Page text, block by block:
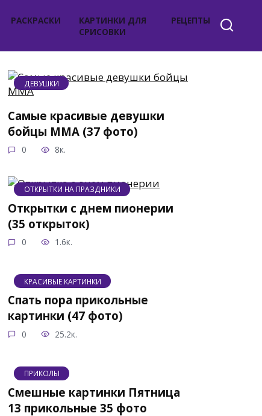
РАСКРАСКИ
КАРТИНКИ ДЛЯ
СРИСОВКИ
РЕЦЕПТЫ
ДЕВУШКИ
Самые красивые девушки
бойцы ММА (37 фото)
0 8к.
ОТКРЫТКИ НА ПРАЗДНИКИ
Открытки с днем пионерии
(35 открыток)
0 1.6к.
КРАСИВЫЕ КАРТИНКИ
Спать пора прикольные
картинки (47 фото)
0 25.2к.
ПРИКОЛЫ
Смешные картинки Пятница
13 прикольные 35 фото